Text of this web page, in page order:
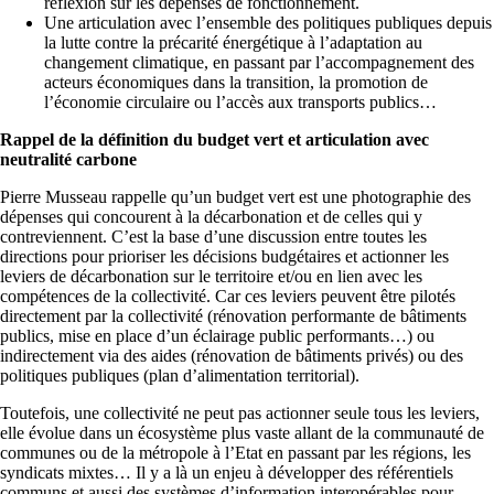
Une articulation avec l’ensemble des politiques publiques depuis
la lutte contre la précarité énergétique à l’adaptation au
changement climatique, en passant par l’accompagnement des
acteurs économiques dans la transition, la promotion de
l’économie circulaire ou l’accès aux transports publics…
Rappel de la définition du budget vert et articulation avec
neutralité carbone
Pierre Musseau rappelle qu’un budget vert est une photographie des
dépenses qui concourent à la décarbonation et de celles qui y
contreviennent. C’est la base d’une discussion entre toutes les
directions pour prioriser les décisions budgétaires et actionner les
leviers de décarbonation sur le territoire et/ou en lien avec les
compétences de la collectivité. Car ces leviers peuvent être pilotés
directement par la collectivité (rénovation performante de bâtiments
publics, mise en place d’un éclairage public performants…) ou
indirectement via des aides (rénovation de bâtiments privés) ou des
politiques publiques (plan d’alimentation territorial).
Toutefois, une collectivité ne peut pas actionner seule tous les leviers,
elle évolue dans un écosystème plus vaste allant de la communauté de
communes ou de la métropole à l’Etat en passant par les régions, les
syndicats mixtes… Il y a là un enjeu à développer des référentiels